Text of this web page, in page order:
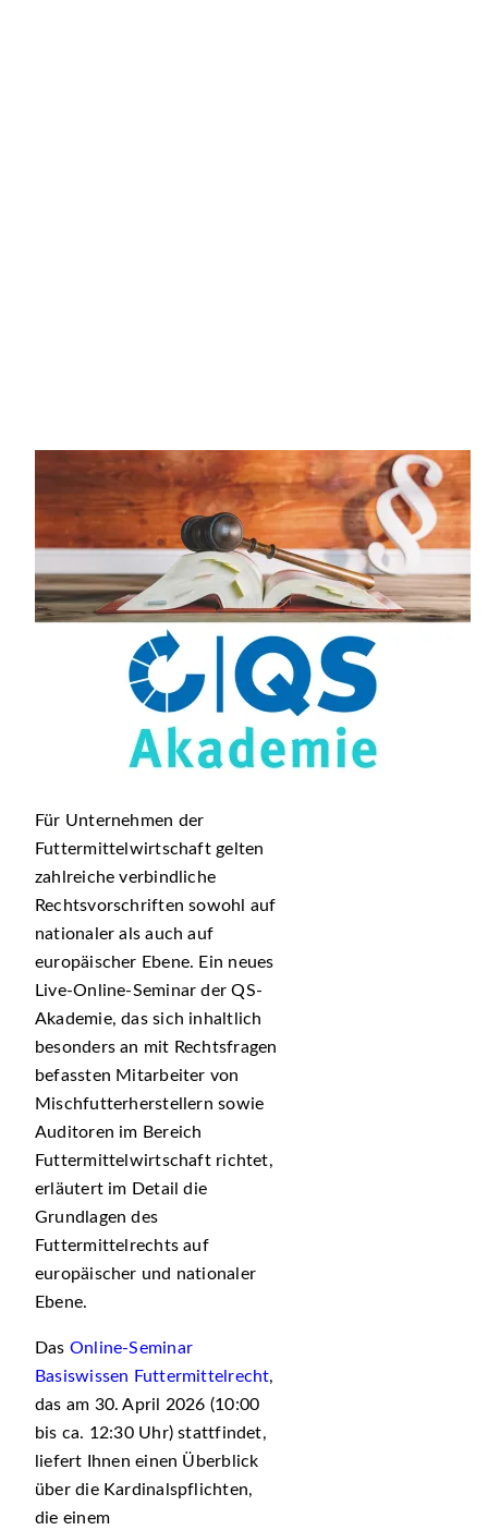
Für Unternehmen der
Futtermittelwirtschaft gelten
zahlreiche verbindliche
Rechtsvorschriften sowohl auf
nationaler als auch auf
europäischer Ebene. Ein neues
Live-Online-Seminar der QS-
Akademie, das sich inhaltlich
besonders an mit Rechtsfragen
befassten Mitarbeiter von
Mischfutterherstellern sowie
Auditoren im Bereich
Futtermittelwirtschaft richtet,
erläutert im Detail die
Grundlagen des
Futtermittelrechts auf
europäischer und nationaler
Ebene.
Das Online-Seminar
Basiswissen Futtermittelrecht,
das am 30. April 2026 (10:00
bis ca. 12:30 Uhr) stattfindet,
liefert Ihnen einen Überblick
über die Kardinalspflichten,
die einem